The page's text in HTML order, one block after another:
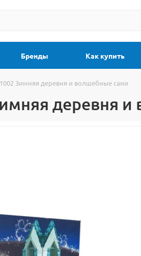
Бренды Как купить
Зимняя деревня и волшебные сани
деревня